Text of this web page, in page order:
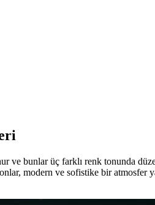
ve bunlar üç farklı renk tonunda
modern ve sofistike bir atmosfer